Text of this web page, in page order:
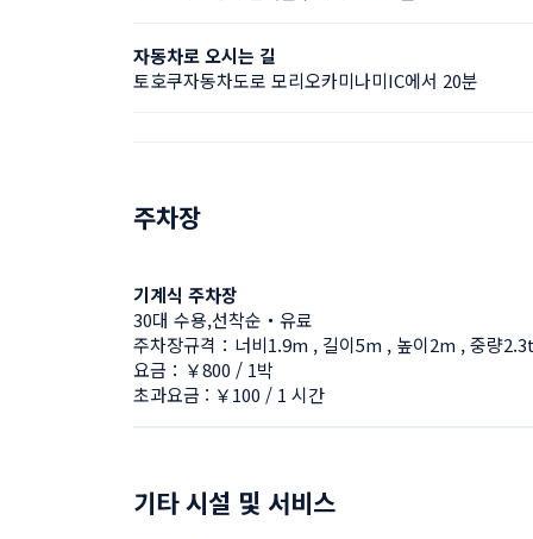
자동차로 오시는 길
토호쿠자동차도로 모리오카미나미IC에서 20분
주차장
기계식 주차장
30대 수용,선착순・유료
주차장규격：너비1.9m , 길이5m , 높이2m , 중량2.3t
요금：￥800 / 1박
초과요금 : ￥100 / 1 시간
기타 시설 및 서비스